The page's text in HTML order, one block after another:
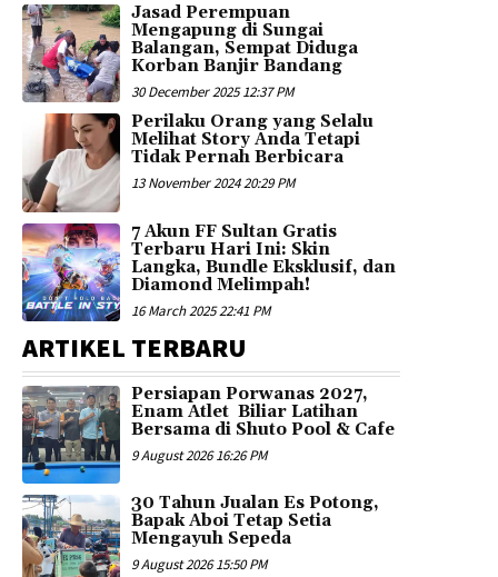
Jasad Perempuan
Mengapung di Sungai
Balangan, Sempat Diduga
Korban Banjir Bandang
30 December 2025 12:37 PM
Perilaku Orang yang Selalu
Melihat Story Anda Tetapi
Tidak Pernah Berbicara
13 November 2024 20:29 PM
7 Akun FF Sultan Gratis
Terbaru Hari Ini: Skin
Langka, Bundle Eksklusif, dan
Diamond Melimpah!
16 March 2025 22:41 PM
ARTIKEL TERBARU
Persiapan Porwanas 2027,
Enam Atlet Biliar Latihan
Bersama di Shuto Pool & Cafe
9 August 2026 16:26 PM
30 Tahun Jualan Es Potong,
Bapak Aboi Tetap Setia
Mengayuh Sepeda
9 August 2026 15:50 PM